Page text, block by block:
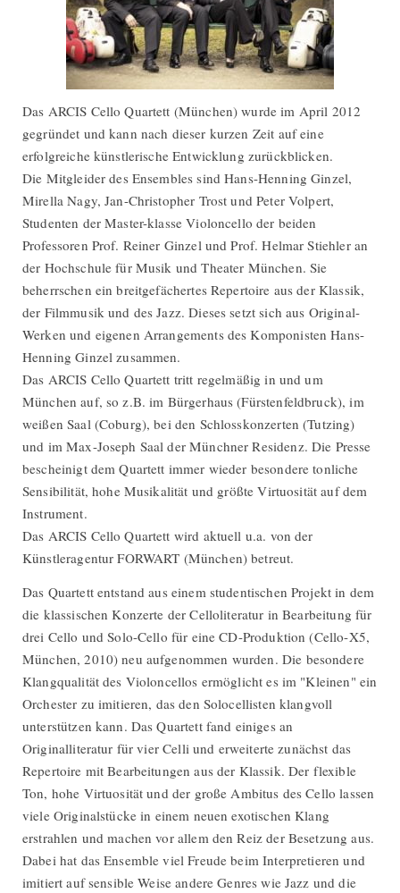
Das ARCIS Cello Quartett (München) wurde im April 2012
gegründet und kann nach dieser kurzen Zeit auf eine
erfolgreiche künstlerische Entwicklung zurückblicken.
Die Mitgleider des Ensembles sind Hans-Henning Ginzel,
Mirella Nagy, Jan-Christopher Trost und Peter Volpert,
Studenten der Master-klasse Violoncello der beiden
Professoren Prof. Reiner Ginzel und Prof. Helmar Stiehler an
der Hochschule für Musik und Theater München. Sie
beherrschen ein breitgefächertes Repertoire aus der Klassik,
der Filmmusik und des Jazz. Dieses setzt sich aus Original-
Werken und eigenen Arrangements des Komponisten Hans-
Henning Ginzel zusammen.
Das ARCIS Cello Quartett tritt regelmäßig in und um
München auf, so z.B. im Bürgerhaus (Fürstenfeldbruck), im
weißen Saal (Coburg), bei den Schlosskonzerten (Tutzing)
und im Max-Joseph Saal der Münchner Residenz. Die Presse
bescheinigt dem Quartett immer wieder besondere tonliche
Sensibilität, hohe Musikalität und größte Virtuosität auf dem
Instrument.
Das ARCIS Cello Quartett wird aktuell u.a. von der
Künstleragentur FORWART (München) betreut.
Das Quartett entstand aus einem studentischen Projekt in dem
die klassischen Konzerte der Celloliteratur in Bearbeitung für
drei Cello und Solo-Cello für eine CD-Produktion (Cello-X5,
München, 2010) neu aufgenommen wurden. Die besondere
Klangqualität des Violoncellos ermöglicht es im "Kleinen" ein
Orchester zu imitieren, das den Solocellisten klangvoll
unterstützen kann. Das Quartett fand einiges an
Originalliteratur für vier Celli und erweiterte zunächst das
Repertoire mit Bearbeitungen aus der Klassik. Der flexible
Ton, hohe Virtuosität und der große Ambitus des Cello lassen
viele Originalstücke in einem neuen exotischen Klang
erstrahlen und machen vor allem den Reiz der Besetzung aus.
Dabei hat das Ensemble viel Freude beim Interpretieren und
imitiert auf sensible Weise andere Genres wie Jazz und die